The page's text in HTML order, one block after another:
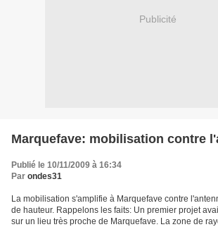
Publicité
Marquefave: mobilisation contre
Publié le 10/11/2009 à 16:34
Par ondes31
La mobilisation s'amplifie à Marquefave contre
de hauteur. Rappelons les faits: Un premier projet
sur un lieu très proche de Marquefave. La zone de